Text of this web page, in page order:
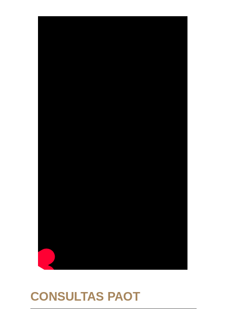
CONSULTAS PAOT